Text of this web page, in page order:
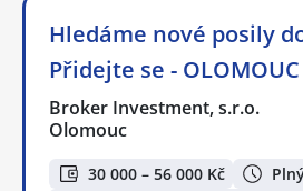
Hledáme nové posily
Přidejte se - OLOMOUC
Broker Investment, s.r.o.
Olomouc
30 000 – 56 000 Kč